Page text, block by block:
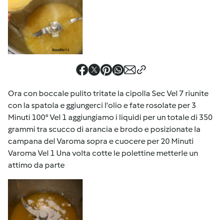
Ora con boccale pulito tritate la cipolla Sec Vel 7 riunite
con la spatola e ggiungerci l'olio e fate rosolate per 3
Minuti 100° Vel 1 aggiungiamo i liquidi per un totale di 350
grammi tra scucco di arancia e brodo e posizionate la
campana del Varoma sopra e cuocere per 20 Minuti
Varoma Vel 1 Una volta cotte le polettine metterle un
attimo da parte